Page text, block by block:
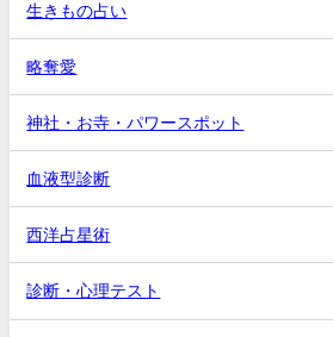
生きもの占い
略奪愛
神社・お寺・パワースポット
血液型診断
西洋占星術
診断・心理テスト